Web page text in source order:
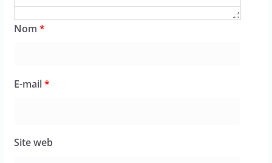
Nom *
E-mail*
Site web